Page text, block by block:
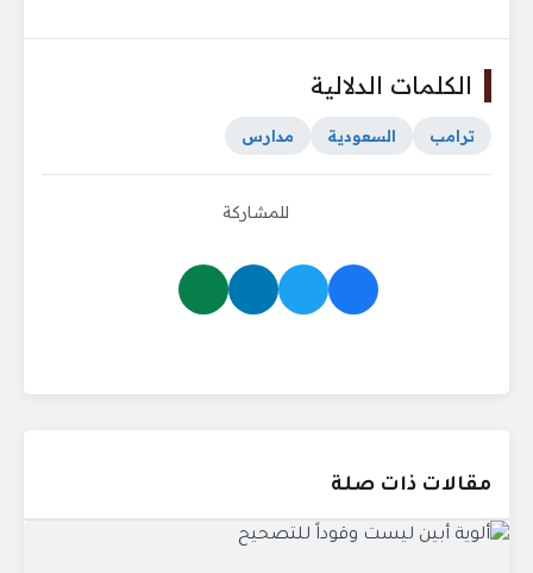
الكلمات الدلالية
ترامب السعودية مدارس
للمشاركة
مقالات ذات صلة